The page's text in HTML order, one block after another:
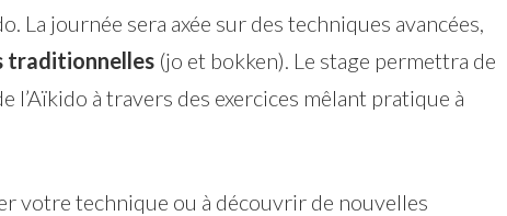
La journée sera axée sur des techniques avancées,
traditionnelles (jo et bokken). Le stage permettra de
l’Aïkido à travers des exercices mêlant pratique à
votre technique ou à découvrir de nouvelles